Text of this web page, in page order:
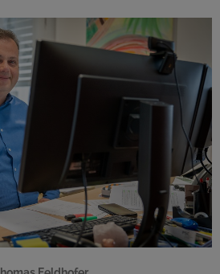
und Hauptbuchhaltung